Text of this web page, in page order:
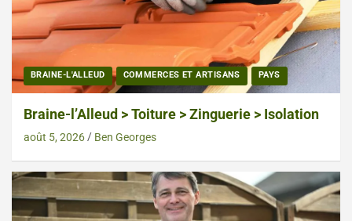
BRAINE-L'ALLEUD COMMERCES ET ARTISANS PAYS
Braine-l’Alleud > Toiture > Zinguerie > Isolation
août 5, 2026 Ben Georges